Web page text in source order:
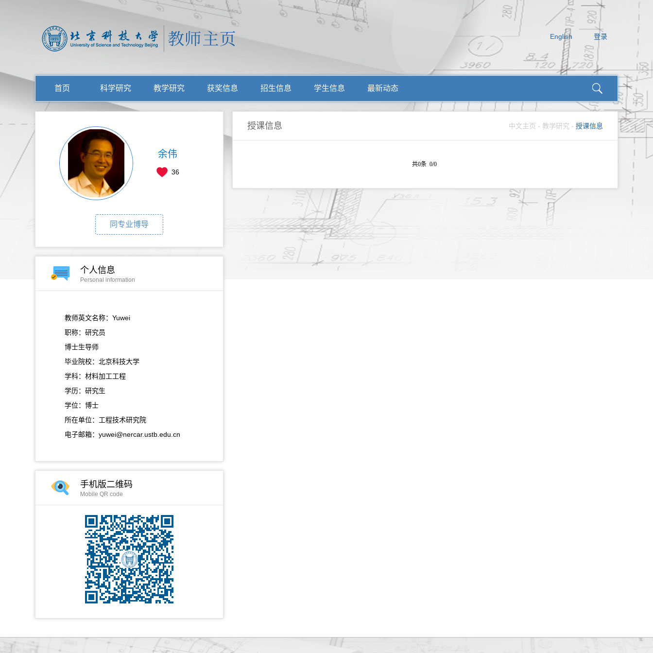
English 登录
首页 科学研究 教学研究 获奖信息 招生信息 学生信息 最新动态
余伟
36
同专业博导
个人信息
Personal information
教师英文名称：Yuwei
职称：研究员
博士生导师
毕业院校：北京科技大学
学科：材料加工工程
学历：研究生
学位：博士
所在单位：工程技术研究院
电子邮箱： yuwei@nercar.ustb.edu.cn
手机版二维码
Mobile QR code
授课信息 中文主页 - 教学研究 - 授课信息
共0条 0/0